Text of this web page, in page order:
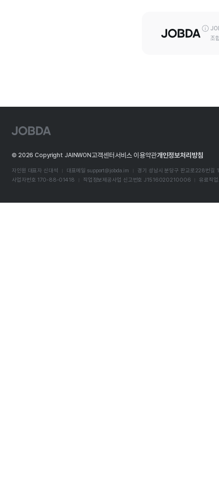
조
D
© 2026 Copyright JAINWON고객센터 서비스 이용약관개인정보처리방침
자인원 대표자 신대석 대표메일support@jobda.im
경기 성남시 분당구 판교로228번길
사업자번호 170-88-01418
직업정보제공사업 신고번호 J1516020210006 유료직